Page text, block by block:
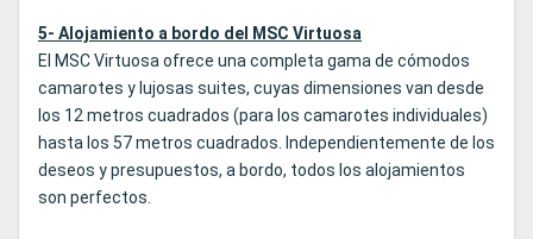
5- Alojamiento a bordo del MSC Virtuosa
El MSC Virtuosa ofrece una completa gama de cómodos
camarotes y lujosas suites, cuyas dimensiones van desde
los 12 metros cuadrados (para los camarotes individuales)
hasta los 57 metros cuadrados. Independientemente de los
deseos y presupuestos, a bordo, todos los alojamientos
son perfectos.